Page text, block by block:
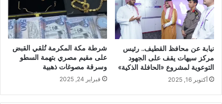
نيابة عن محافظ القطيف.. رئيس
مركز سيهات يقف على الجهود
التوعوية لمشروع «الحافلة الذكية»
أكتوبر 16, 2025
شرطة مكة المكرمة تُلقي القبض
على مقيم مصري بتهمة السطو
وسرقة مصوغات ذهبية
فبراير 24, 2025